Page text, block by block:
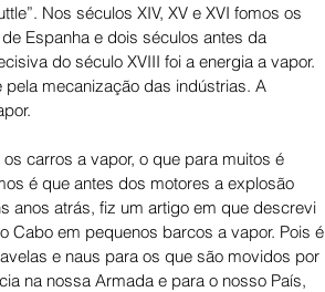
Nos séculos XIV, XV e XVI fomos os
Espanha e dois séculos antes da
do século XVIII foi a energia a vapor.
pela mecanização das indústrias. A
carros a vapor, o que para muitos é
é que antes dos motores a explosão
anos atrás, fiz um artigo em que descrevi
Cabo em pequenos barcos a vapor. Pois é
e naus para os que são movidos por
na nossa Armada e para o nosso País,